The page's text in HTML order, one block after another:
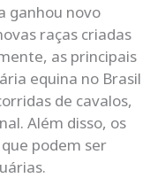
ganhou novo
raças criadas
as principais
equina no Brasil
de cavalos,
Além disso, os
podem ser